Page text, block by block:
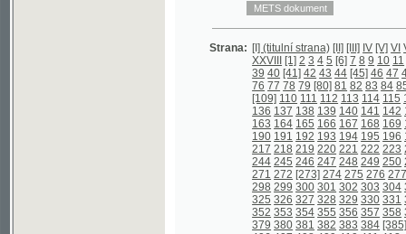
137 138 139 140
164 165 166 167 168
190 191 192 193 194 195 196 197 198
218 219 220 222 223 224 225
244 245 246 247 248 249 250 251 252
272 [273] 274 275 276 277 278
299 300 301 302 303 304 305 306
326 327 328 329 330 331 332 333
353 354 355 356 357 358 359 360
380 381 382 383 384 [385] 386
407 408 409 410 411 412 413 414
434 435 436 [437] 438 439 440
461 462 463 464 465 466 467 468
[488] 489 490 491 492 [493] 494
514 515 516 517 518 519 520 521
541 542 543 544 545 546 547 548
568 569 570 [571] 572 573 574
595 596 [597] (obsah) [598]